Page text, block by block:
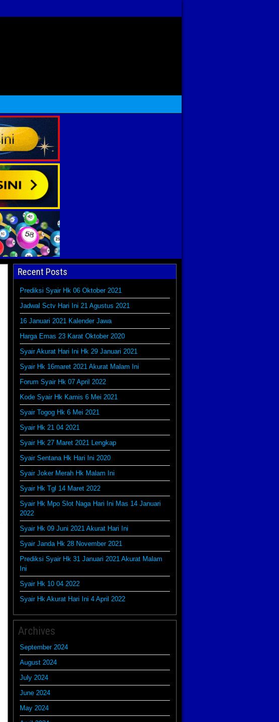
Recent Posts
Prediksi Syair Hk 06 Oktober 2021
Jadwal Sctv Hari Ini 21 Agustus 2021
16 Januari 2021 Kalender Jawa
Harga Emas 23 Karat Oktober 2020
Syair Akurat Hari Ini Hk 29 Januari 2021
Syair Hk 16maret 2021 Akurat Malam Ini
Forum Syair Hk 07 April 2022
Kode Syair Hk Kamis 6 Mei 2021
Syair Togog Hk 6 Mei 2021
Syair Hk 21 04 2021
Syair Hk 27 Maret 2021 Lengkap
Syair Sentana Hk Hari Ini 2020
Syair Joker Merah Hk Malam Ini
Syair Hk Tgl 14 Maret 2022
Syair Hk Mpo Slot Naga Hari Ini Mas 14 Januari
2022
Syair Hk 09 Juni 2021 Akurat Hari Ini
Syair Janda Hk 28 November 2021
Prediksi Syair Hk 31 Januari 2021 Akurat Malam
Ini
Syair Hk 10 04 2022
Syair Hk Akurat Hari Ini 4 April 2022
Archives
September 2024
August 2024
July 2024
June 2024
May 2024